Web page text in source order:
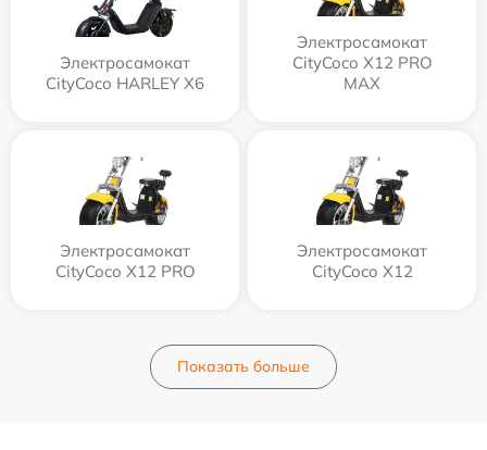
Электросамокат
CityCoco HARLEY X6
Электросамокат
CityCoco X12 PRO
MAX
Электросамокат
CityCoco X12 PRO
Электросамокат
CityCoco X12
Показать больше